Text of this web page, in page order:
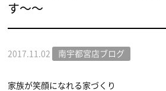
す〜〜
2017.11.02 南宇都宮店ブログ
家族が笑顔になれる家づくり